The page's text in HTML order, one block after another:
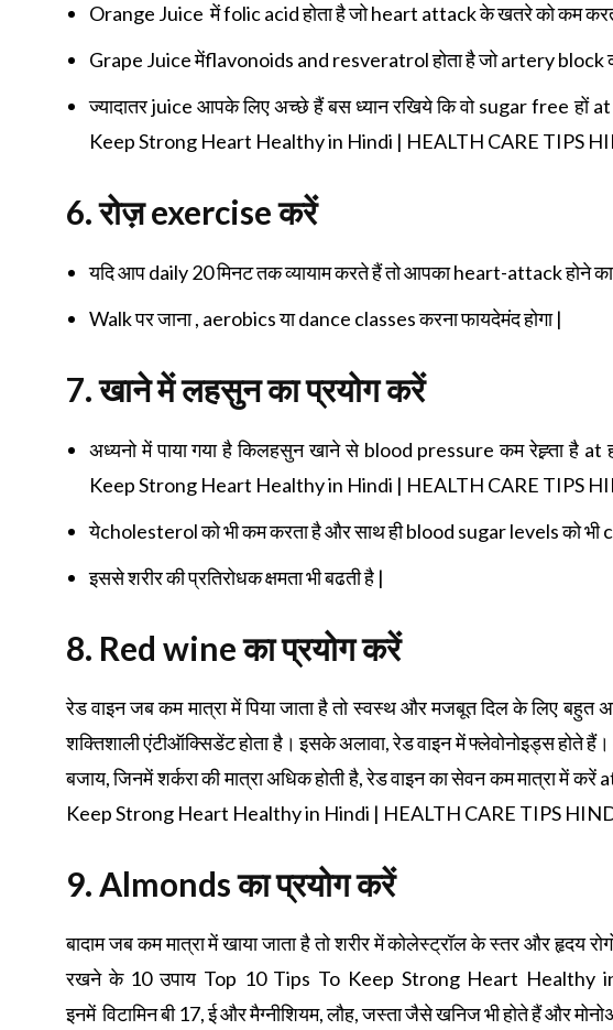
Orange Juice में folic acid होता है जो heart attack के खतरे को कम
Grape Juice मेंflavonoids and resveratrol होता है जो artery block
ज्यादातर juice आपके लिए अच्छे हैं बस ध्यान रखिये कि वो sugar free
Keep Strong Heart Healthy in Hindi | HEALTH CARE TIPS
6.रोज़exerciseकरें
यदि आप daily 20 मिनट तक व्यायाम करते हैं तो आपका heart-attack होने का
Walk पर जाना , aerobics या dance classes करना फायदेमंद होगा |
7.खाने में लहसुन का प्रयोग करें
अध्यनो में पाया गया है किलहसुन खाने से blood pressure कम रेह्र्ता है
Keep Strong Heart Healthy in Hindi | HEALTH CARE TIPS
येcholesterol को भी कम करता है और साथ ही blood sugar levels को भी
इससे शरीर की प्रतिरोधक क्षमता भी बढती है |
8. Red wineका प्रयोग करें
रेड वाइन जब कम मात्रा में पिया जाता है तो स्वस्थ और मजबूत दिल के लिए बहुत
शक्तिशाली एंटीऑक्सिडेंट होता है। इसके अलावा, रेड वाइन में फ्लेवोनोइड्स होते
बजाय, जिनमें शर्करा की मात्रा अधिक होती है, रेड वाइन का सेवन कम मात्रा में
Keep Strong Heart Healthy in Hindi | HEALTH CARE TIPS
9. Almondsका प्रयोग करें
बादाम जब कम मात्रा में खाया जाता है तो शरीर में कोलेस्ट्रॉल के स्तर और हृदय
रखने के 10 उपाय Top 10 Tips To Keep Strong Heart Healthy
इनमें विटामिन बी 17, ई और मैग्नीशियम, लौह, जस्ता जैसे खनिज भी होते हैं और